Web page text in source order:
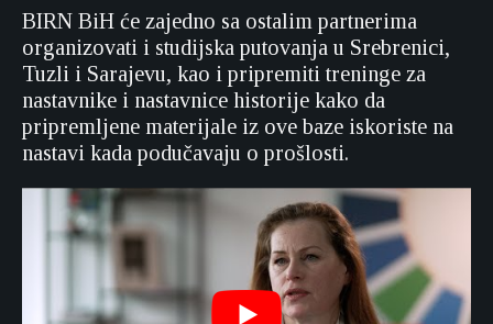
BIRN BiH će zajedno sa ostalim partnerima
organizovati i studijska putovanja u Srebrenici,
Tuzli i Sarajevu, kao i pripremiti treninge za
nastavnike i nastavnice historije kako da
pripremljene materijale iz ove baze iskoriste na
nastavi kada podučavaju o prošlosti.